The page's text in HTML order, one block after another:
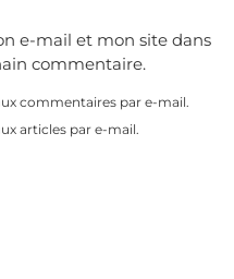
e-mail et mon site dans
commentaire.
commentaires par e-mail.
articles par e-mail.